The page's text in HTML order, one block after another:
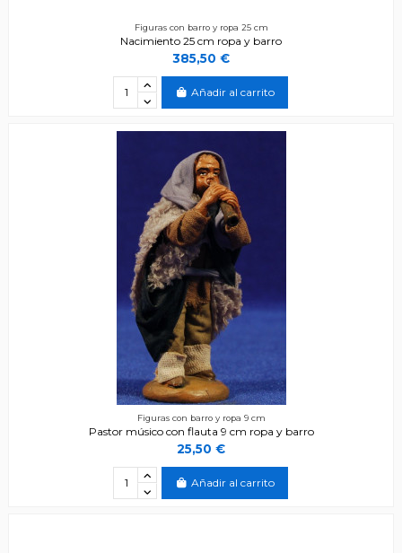
Figuras con barro y ropa 25 cm
Nacimiento 25 cm ropa y barro
385,50 €
Añadir al carrito
Figuras con barro y ropa 9 cm
Pastor músico con flauta 9 cm ropa y barro
25,50 €
Añadir al carrito